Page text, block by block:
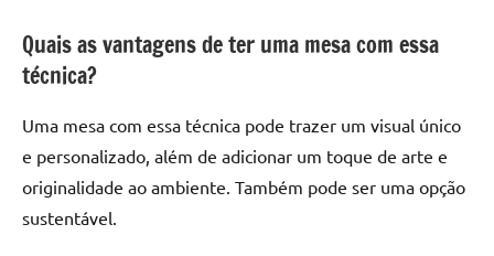
Quais as vantagens de ter uma mesa com essa
técnica?
Uma mesa com essa técnica pode trazer um visual único
e personalizado, além de adicionar um toque de arte e
originalidade ao ambiente. Também pode ser uma opção
sustentável.